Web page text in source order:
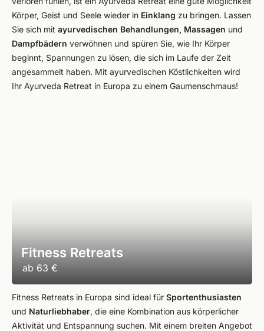
Körper, Geist und Seele wieder in Einklang zu bringen. Lassen
Sie sich mit ayurvedischen Behandlungen, Massagen und
Dampfbädern verwöhnen und spüren Sie, wie Ihr Körper
beginnt, Spannungen zu lösen, die sich im Laufe der Zeit
angesammelt haben. Mit ayurvedischen Köstlichkeiten wird
Ihr Ayurveda Retreat in Europa zu einem Gaumenschmaus!
Fitness Retreats
ab 63 €
Fitness Retreats in Europa sind ideal für Sportenthusiasten
und Naturliebhaber, die eine Kombination aus körperlicher
Aktivität und Entspannung suchen. Mit einem breiten Angebot